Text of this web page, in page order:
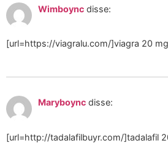
Wimboync disse:
[url=https://viagralu.com/]viagra 20
Maryboync disse:
[url=http://tadalafilbuyr.com/]tadalafil